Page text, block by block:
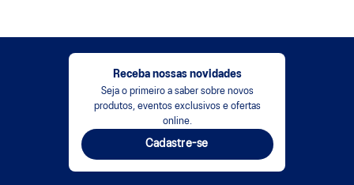
Receba nossas novidades
Seja o primeiro a saber sobre novos
produtos, eventos exclusivos e ofertas
online.
Cadastre-se